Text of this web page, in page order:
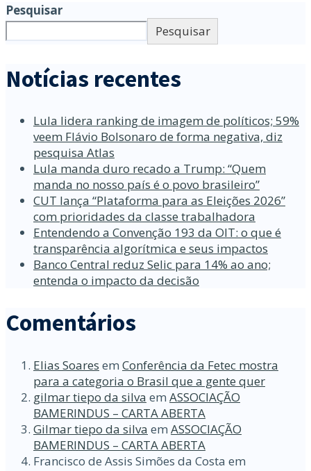
Pesquisar
Pesquisar
Notícias recentes
Lula lidera ranking de imagem de políticos; 59%
veem Flávio Bolsonaro de forma negativa, diz
pesquisa Atlas
Lula manda duro recado a Trump: “Quem
manda no nosso país é o povo brasileiro”
CUT lança “Plataforma para as Eleições 2026”
com prioridades da classe trabalhadora
Entendendo a Convenção 193 da OIT: o que é
transparência algorítmica e seus impactos
Banco Central reduz Selic para 14% ao ano;
entenda o impacto da decisão
Comentários
Elias Soares em Conferência da Fetec mostra
para a categoria o Brasil que a gente quer
gilmar tiepo da silva em ASSOCIAÇÃO
BAMERINDUS – CARTA ABERTA
Gilmar tiepo da silva em ASSOCIAÇÃO
BAMERINDUS – CARTA ABERTA
Francisco de Assis Simões da Costa em